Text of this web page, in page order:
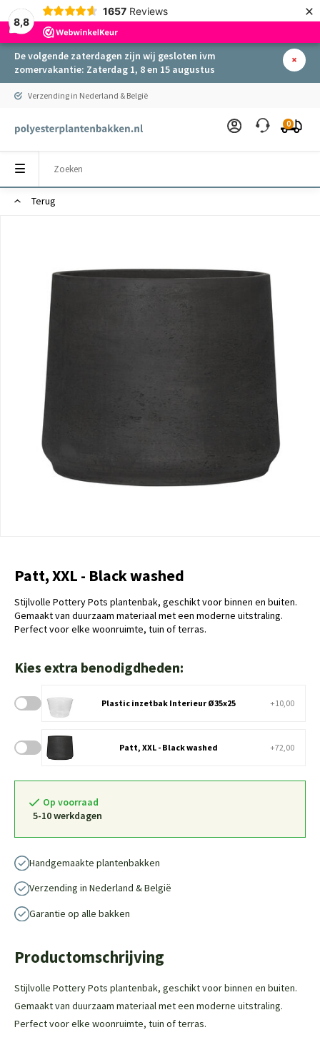
8,8
1657 Reviews ×
De volgende zaterdagen zijn wij gesloten ivm
zomervakantie: Zaterdag 1, 8 en 15 augustus
Verzending in Nederland & België
0
Terug
Patt, XXL - Black washed
Stijlvolle Pottery Pots plantenbak, geschikt voor binnen en buiten.
Gemaakt van duurzaam materiaal met een moderne uitstraling.
Perfect voor elke woonruimte, tuin of terras.
Kies extra benodigdheden:
Plastic inzetbak Interieur Ø35x25 +10,00
Patt, XXL - Black washed +72,00
Op voorraad
5-10 werkdagen
Handgemaakte plantenbakken
Verzending in Nederland & België
Garantie op alle bakken
Productomschrijving
Stijlvolle Pottery Pots plantenbak, geschikt voor binnen en buiten.
Gemaakt van duurzaam materiaal met een moderne uitstraling.
Perfect voor elke woonruimte, tuin of terras.